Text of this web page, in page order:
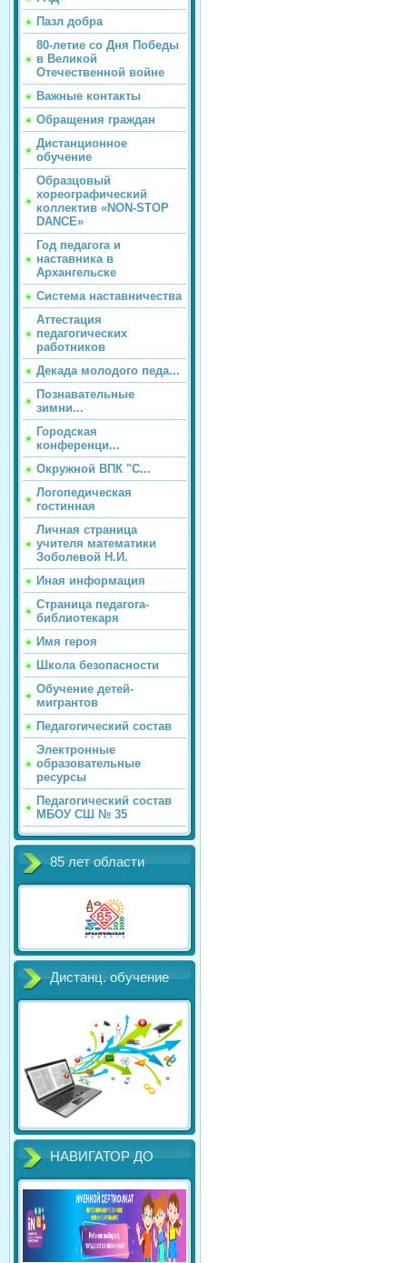
Пазл добра
80-летие со Дня Победы
в Великой
Отечественной войне
Важные контакты
Обращения граждан
Дистанционное
обучение
Образцовый
хореографический
коллектив «NON-STOP
DANCE»
Год педагога и
наставника в
Архангельске
Система наставничества
Аттестация
педагогических
работников
Декада молодого педа...
Познавательные
зимни...
Городская
конференци...
Окружной ВПК "С...
Логопедическая
гостинная
Личная страница
учителя математики
Зоболевой Н.И.
Иная информация
Страница педагога-
библиотекаря
Имя героя
Школа безопасности
Обучение детей-
мигрантов
Педагогический состав
Электронные
образовательные
ресурсы
Педагогический состав
МБОУ СШ № 35
85 лет области
Дистанц. обучение
НАВИГАТОР ДО